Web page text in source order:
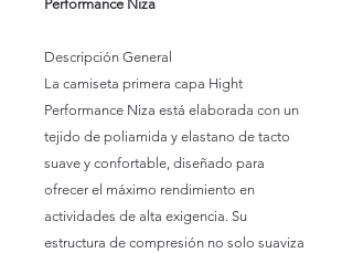
Performance Niza
Descripción General
La camiseta primera capa Hight
Performance Niza está elaborada con un
tejido de poliamida y elastano de tacto
suave y confortable, diseñado para
ofrecer el máximo rendimiento en
actividades de alta exigencia. Su
estructura de compresión no solo suaviza